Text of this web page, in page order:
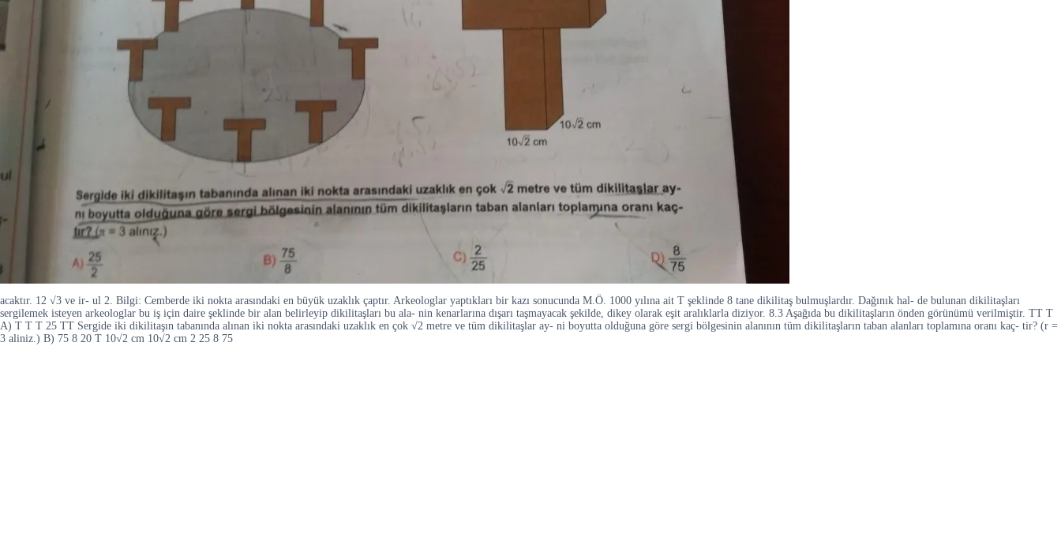
acaktır. 12 √3 ve ir- ul 2. Bilgi: Cemberde iki nokta arasındaki en büyük uzaklık çaptır. Arkeologlar yaptıkları bir kazı sonucunda M.Ö. 1000 yılına ait T şeklinde 8 tane dikilitaş bulmuşlardır. Dağınık hal- de bulunan dikilitaşları
sergilemek isteyen arkeologlar bu iş için daire şeklinde bir alan belirleyip dikilitaşları bu ala- nin kenarlarına dışarı taşmayacak şekilde, dikey olarak eşit aralıklarla diziyor. 8.3 Aşağıda bu dikilitaşların önden görünümü verilmiştir. TT T
A) T T T 25 TT Sergide iki dikilitaşın tabanında alınan iki nokta arasındaki uzaklık en çok √2 metre ve tüm dikilitaşlar ay- ni boyutta olduğuna göre sergi bölgesinin alanının tüm dikilitaşların taban alanları toplamına oranı kaç- tir? (r =
3 aliniz.) B) 75 8 20 T 10√2 cm 10√2 cm 2 25 8 75